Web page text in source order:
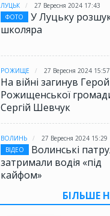
ЛУЦЬК
27 Вересня 2024 17:43
ФОТО
У Луцьку
школяра
РОЖИЩЕ 27 Вересня 2024 15:57
На війні загинув
Рожищенської
Сергій Шевчук
ВОЛИНЬ
27 Вересня 2024 15:29
ВІДЕО
Волинські
затримали водія «під
кайфом»
БІЛЬШЕ